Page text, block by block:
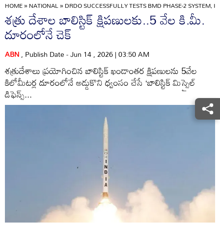
HOME»NATIONAL»DRDO SUCCESSFULLY TESTS BMD PHASE-2 SYSTEM,
శత్రు దేశాల బాలిస్టిక్‌ క్షిపణులకు..5 వేల కి.మీ.
దూరంలోనే చెక్‌
ABN, Publish Date - Jun 14 , 2026 | 03:50 AM
శత్రుదేశాలు ప్రయోగించిన బాలిస్టిక్‌ ఖండాంతర క్షిపణులను 5వేల
కిలోమీటర్ల దూరంలోనే అడ్డుకొని ధ్వంసం చేసే ‘బాలిస్టిక్‌ మిస్సైల్‌
డిఫెన్స్‌...